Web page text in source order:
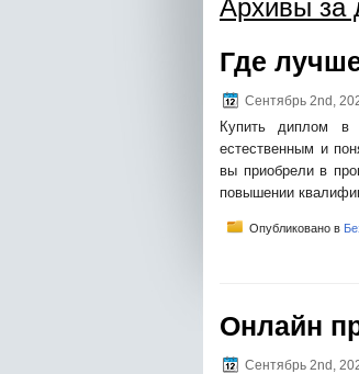
Архивы за
Где
Сентябрь 2nd,
Купить диплом в
естественным и
вы приобрели в
повышении
Опубликовано в
Онлайн
Сентябрь 2nd,